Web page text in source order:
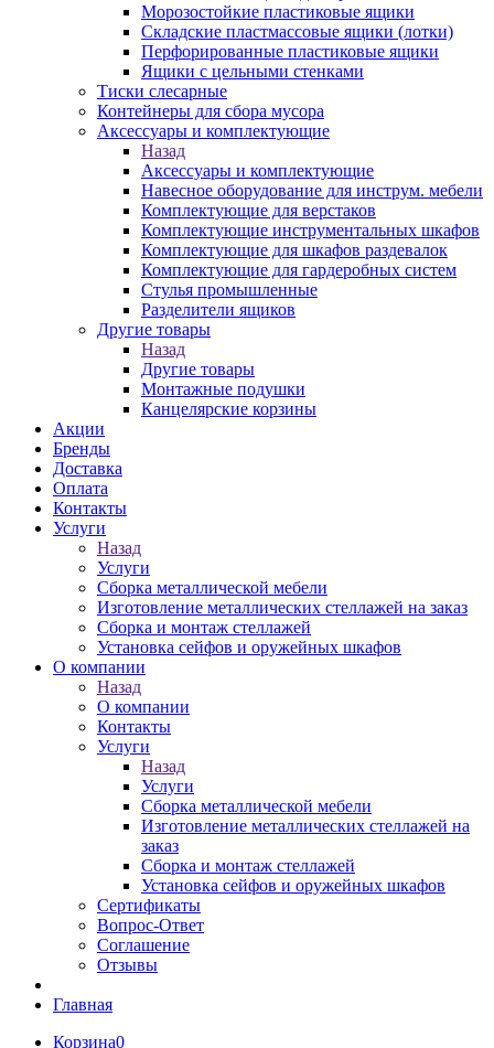
Морозостойкие пластиковые ящики
Складские пластмассовые ящики (лотки)
Перфорированные пластиковые ящики
Ящики с цельными стенками
Тиски слесарные
Контейнеры для сбора мусора
Аксессуары и комплектующие
Назад
Аксессуары и комплектующие
Навесное оборудование для инструм. мебели
Комплектующие для верстаков
Комплектующие инструментальных шкафов
Комплектующие для шкафов раздевалок
Комплектующие для гардеробных систем
Стулья промышленные
Разделители ящиков
Другие товары
Назад
Другие товары
Монтажные подушки
Канцелярские корзины
Акции
Бренды
Доставка
Оплата
Контакты
Услуги
Назад
Услуги
Сборка металлической мебели
Изготовление металлических стеллажей на заказ
Сборка и монтаж стеллажей
Установка сейфов и оружейных шкафов
О компании
Назад
О компании
Контакты
Услуги
Назад
Услуги
Сборка металлической мебели
Изготовление металлических стеллажей на
заказ
Сборка и монтаж стеллажей
Установка сейфов и оружейных шкафов
Сертификаты
Вопрос-Ответ
Соглашение
Отзывы
Главная
Корзина0